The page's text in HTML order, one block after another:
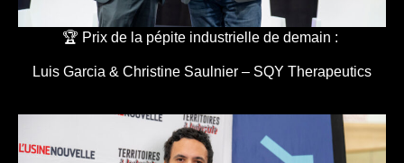
🏆 Prix de la pépite industrielle de demain :
Luis Garcia & Christine Saulnier – SQY Therapeutics